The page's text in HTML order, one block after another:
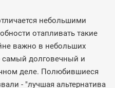
небольшими
отапливать такие
важно в небольших
самый долговечный и
деле. Полюбившиеся
- "лучшая альтернатива